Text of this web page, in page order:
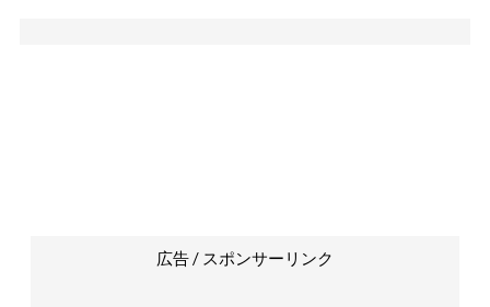
広告 / スポンサーリンク